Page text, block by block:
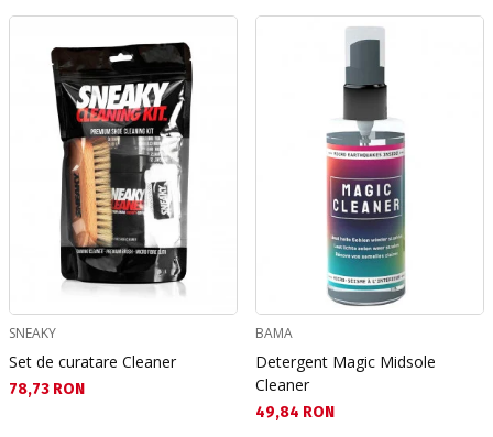
SNEAKY
Set de curatare Cleaner
Текуща цена:
78,73 RON
BAMA
Detergent Magic Midsole
Cleaner
Текуща цена:
49,84 RON